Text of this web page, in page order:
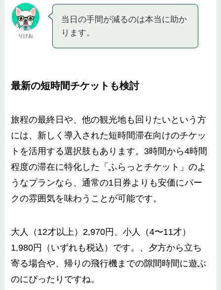
りけお
当日の手間が減るのは本当に助か
ります。
最新の短時間チケットも検討
旅程の最終日や、他の観光地も回りたいという方
には、新しく導入された短時間滞在向けのチケッ
トを活用する選択肢もあります。3時間から4時間
程度の滞在に特化した「ふらっとチケット」のよ
うなプランなら、通常の1日券よりも安価にパー
クの雰囲気を味わうことが可能です。
大人（12才以上）2,970円、小人（4〜11才）
1,980円（いずれも税込）です。、夕方から立ち
寄る場合や、帰りの飛行機までの隙間時間に遊ぶ
のにぴったりですね。